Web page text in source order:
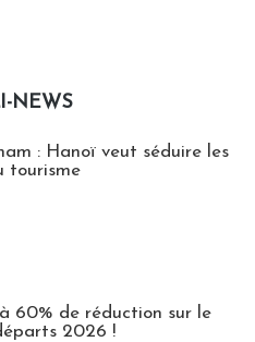
NEWS
: Hanoï veut séduire les
tourisme
60% de réduction sur le
2026 !